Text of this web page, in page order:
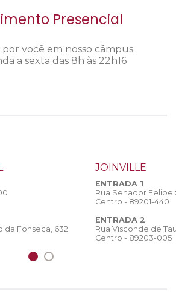
Presencial
por você em nosso câmpus.
a sexta das 8h às 22h16
da Fonseca, 632
JOINVILLE
ENTRADA 1
Rua Senador
Centro - 89201-440
ENTRADA 2
Rua Visconde de
Centro - 89203-005